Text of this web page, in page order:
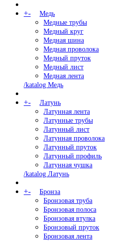
+-
Медь
Медные трубы
Медный круг
Медная шина
Медная проволока
Медный пруток
Медный лист
Медная лента
/katalog Медь
+-
Латунь
Латунная лента
Латунные трубы
Латунный лист
Латунная проволока
Латунный пруток
Латунный профиль
Латунная чушка
/katalog Латунь
+-
Бронза
Бронзовая труба
Бронзовая полоса
Бронзовая втулка
Бронзовый пруток
Бронзовая лента